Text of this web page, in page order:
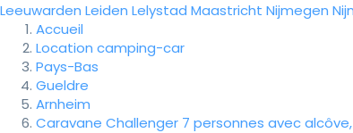
Leeuwarden Leiden Lelystad Maastricht Nijmegen
Accueil
Location camping-car
Pays-Bas
Gueldre
Arnheim
Caravane Challenger 7 personnes avec